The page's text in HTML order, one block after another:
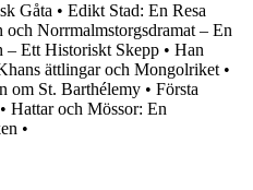
Gåta • Edikt Stad: En Resa
och Norrmalmstorgsdramat – En
– Ett Historiskt Skepp • Han
ättlingar och Mongolriket•
om St. Barthélemy • Första
Hattar och Mössor: En
•